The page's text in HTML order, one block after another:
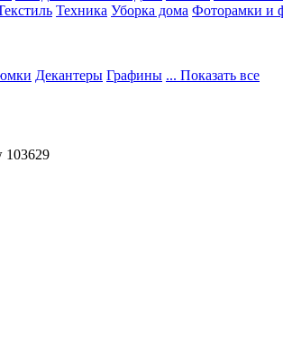
Техника Уборка дома Фоторамки и
Декантеры Графины ... Показать все
103629